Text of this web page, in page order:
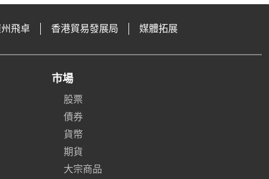
飛卓 香港貿易發展局 媒體拓展
市場
股票
債券
貨幣
期貨
大宗商品